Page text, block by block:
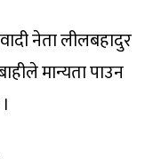
नेता लीलबहादुर
मान्यता पाउन